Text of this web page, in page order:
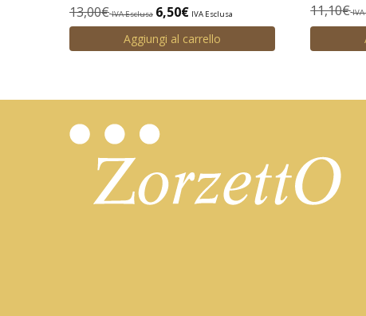
13,00€ IVA Esclusa 6,50€ IVA Esclusa
Aggiungi al carrello
11,10€